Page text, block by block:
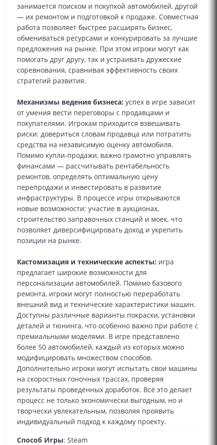
занимается поиском и покупкой автомобилей, другой
— их ремонтом и подготовкой к продаже. Совместная
работа позволяет быстрее расширять бизнес,
обмениваться ресурсами и конкурировать за лучшие
предложения на рынке. При этом игроки могут как
помогать друг другу, так и устраивать дружеские
соревнования, сравнивая эффективность своих
стратегий развития.
Механизмы ведения бизнеса: успех в игре зависит
от умения вести переговоры с продавцами и
покупателями. Игрокам приходится взвешивать
риски: довериться словам продавца или потратить
средства на независимую оценку автомобиля.
Помимо купли‑продажи, важно грамотно управлять
финансами — рассчитывать рентабельность
ремонтов, определять оптимальную цену
перепродажи и инвестировать в развитие
инфраструктуры. В процессе игры открываются
новые возможности: участие в аукционах,
строительство заправочных станций и моек, что
позволяет диверсифицировать доход и укрепить
позиции на рынке.
Кастомизация и технические аспекты: игра
предлагает широкие возможности для
персонализации автомобилей. Помимо базового
ремонта, игроки могут полностью переработать
внешний вид и технические характеристики машин.
Доступны различные варианты покраски, установки
деталей и тюнинга, что особенно важно при работе с
премиальными моделями. В игре представлено
более 50 автомобилей, каждый из которых можно
модифицировать множеством способов.
Дополнительно игроки могут испытать свои машины
на скоростных гоночных трассах, проверяя
результаты проведённых доработок. Всё это делает
процесс не только экономически выгодным, но и
творчески увлекательным, позволяя проявить
индивидуальный подход к каждому проекту.
Способ Игры: Steam